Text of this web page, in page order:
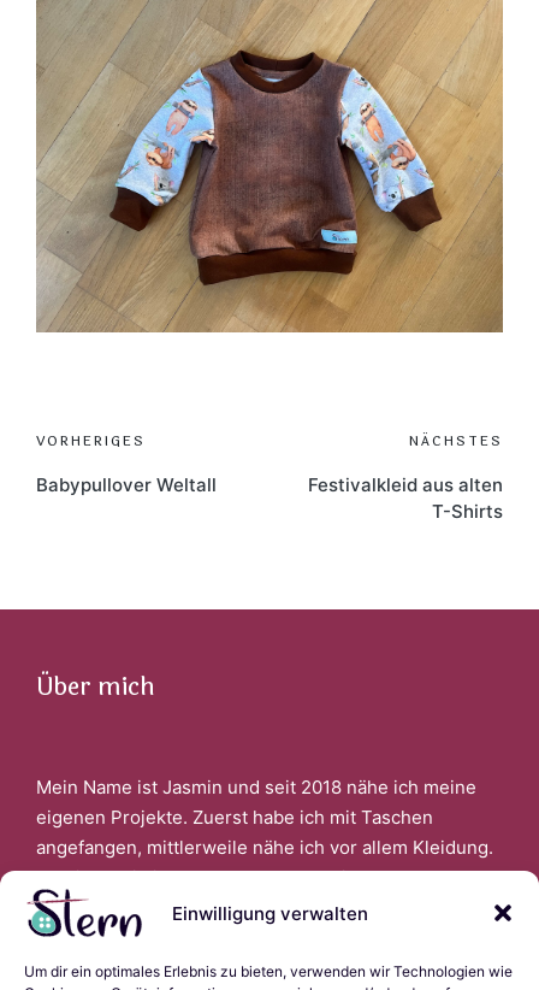
Einwilligung verwalten
Um dir ein optimales Erlebnis zu bieten, verwenden wir Technologien wie
Post
navigation
VORHERIGES
Babypullover Weltall
NÄCHSTES
Festivalkleid aus alten
T-Shirts
Über mich
Mein Name ist Jasmin und seit 2018 nähe ich meine
eigenen Projekte. Zuerst habe ich mit Taschen
angefangen, mittlerweile nähe ich vor allem Kleidung.
Faszinert bin ich auch davon, wenn ich aus alter
Kleidung Neues schaffen kann.